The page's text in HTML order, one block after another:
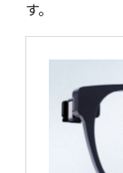
す。